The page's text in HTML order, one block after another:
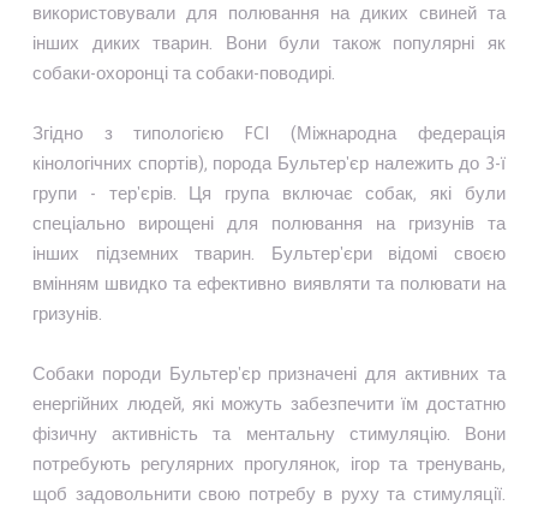
використовували для полювання на диких свиней та
інших диких тварин. Вони були також популярні як
собаки-охоронці та собаки-поводирі.
Згідно з типологією FCI (Міжнародна федерація
кінологічних спортів), порода Бультер'єр належить до 3-ї
групи - тер'єрів. Ця група включає собак, які були
спеціально вирощені для полювання на гризунів та
інших підземних тварин. Бультер'єри відомі своєю
вмінням швидко та ефективно виявляти та полювати на
гризунів.
Собаки породи Бультер'єр призначені для активних та
енергійних людей, які можуть забезпечити їм достатню
фізичну активність та ментальну стимуляцію. Вони
потребують регулярних прогулянок, ігор та тренувань,
щоб задовольнити свою потребу в руху та стимуляції.